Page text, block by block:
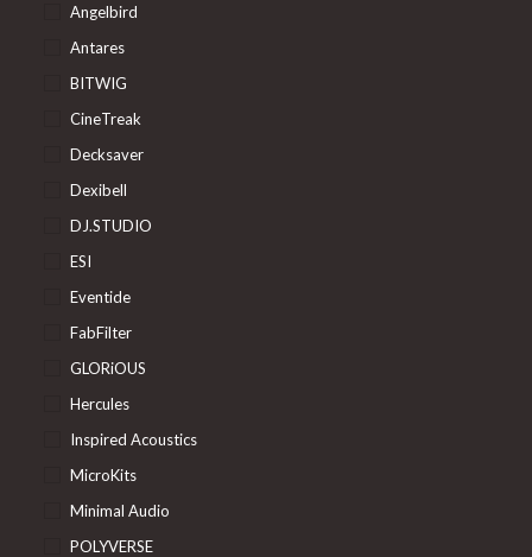
Angelbird
Antares
BITWIG
CineTreak
Decksaver
Dexibell
DJ.STUDIO
ESI
Eventide
FabFilter
GLORiOUS
Hercules
Inspired Acoustics
MicroKits
Minimal Audio
POLYVERSE